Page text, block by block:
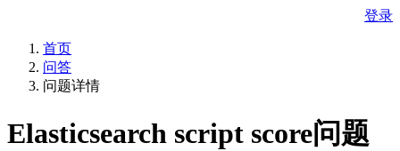
登录
首页
问答
问题详情
Elasticsearch script score问题